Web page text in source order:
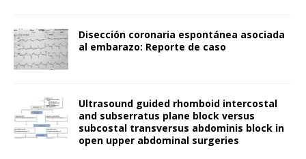
Disección coronaria espontánea asociada
al embarazo: Reporte de caso
Ultrasound guided rhomboid intercostal
and subserratus plane block versus
subcostal transversus abdominis block in
open upper abdominal surgeries